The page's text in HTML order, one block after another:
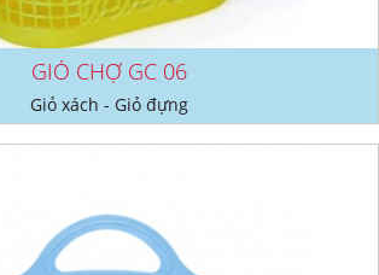
GIỎ CHỢ GC 06
Giỏ xách - Giỏ đựng